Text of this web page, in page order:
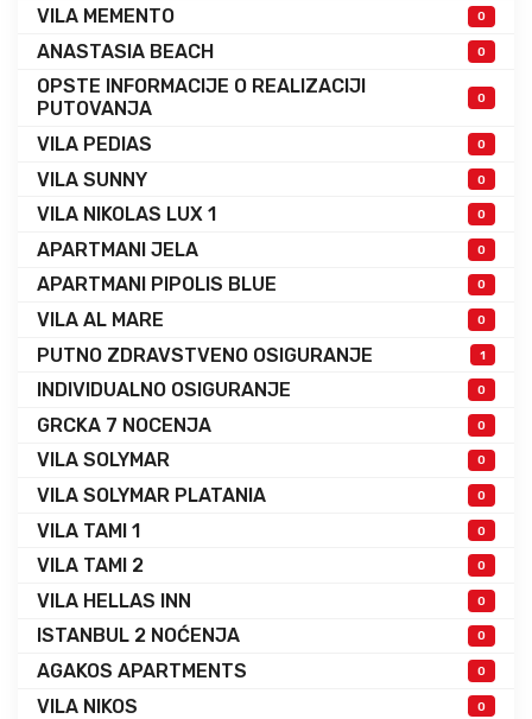
VILA MEMENTO 0
ANASTASIA BEACH 0
OPSTE INFORMACIJE O REALIZACIJI
PUTOVANJA
0
VILA PEDIAS 0
VILA SUNNY 0
VILA NIKOLAS LUX 1 0
APARTMANI JELA 0
APARTMANI PIPOLIS BLUE 0
VILA AL MARE 0
PUTNO ZDRAVSTVENO OSIGURANJE 1
INDIVIDUALNO OSIGURANJE 0
GRCKA 7 NOCENJA 0
VILA SOLYMAR 0
VILA SOLYMAR PLATANIA 0
VILA TAMI 1 0
VILA TAMI 2 0
VILA HELLAS INN 0
ISTANBUL 2 NOĆENJA 0
AGAKOS APARTMENTS 0
VILA NIKOS 0